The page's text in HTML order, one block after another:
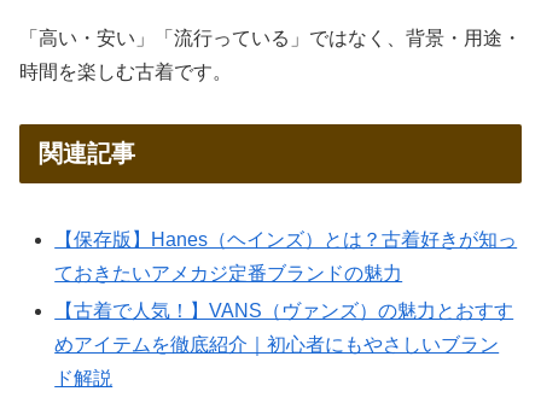
「高い・安い」「流行っている」ではなく、背景・用途・
時間を楽しむ古着です。
関連記事
【保存版】Hanes（ヘインズ）とは？古着好きが知っ
ておきたいアメカジ定番ブランドの魅力
【古着で人気！】VANS（ヴァンズ）の魅力とおすす
めアイテムを徹底紹介｜初心者にもやさしいブラン
ド解説